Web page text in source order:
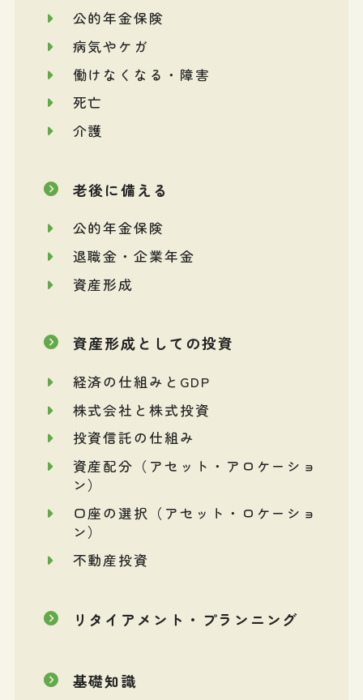
公的年金保険
病気やケガ
働けなくなる・障害
死亡
介護
老後に備える
公的年金保険
退職金・企業年金
資産形成
資産形成としての投資
経済の仕組みとGDP
株式会社と株式投資
投資信託の仕組み
資産配分（アセット・アロケーショ
ン）
口座の選択（アセット・ロケーショ
ン）
不動産投資
リタイアメント・プランニング
基礎知識